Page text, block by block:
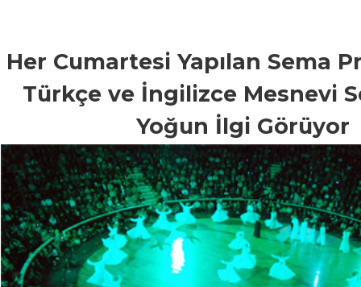
Her Cumartesi Yapılan Sema
Türkçe ve İngilizce Mesnevi
Yoğun İlgi Görüyor